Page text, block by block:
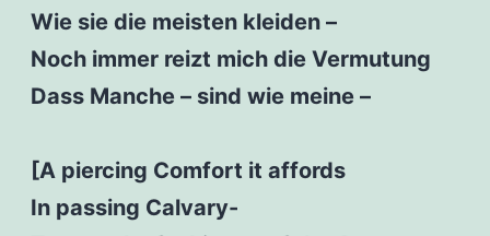
Wie sie die meisten kleiden –
Noch immer reizt mich die Vermutung
Dass Manche – sind wie meine –
[A piercing Comfort it affords
In passing Calvary-